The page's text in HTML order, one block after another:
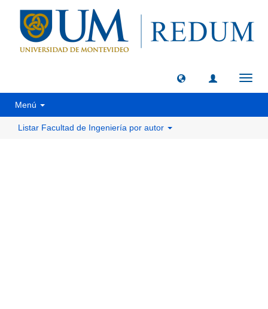
Menú
Listar Facultad de Ingeniería por autor